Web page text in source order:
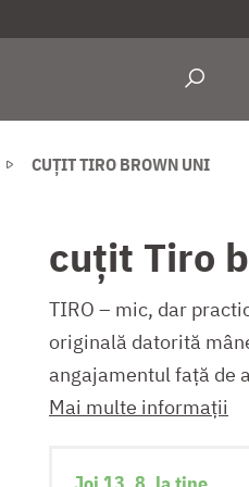
CUŢIT TIRO BROWN UNI
cuţit Tiro
TIRO – mic, dar
originală datorită
angajamentul față de
Mai multe informații